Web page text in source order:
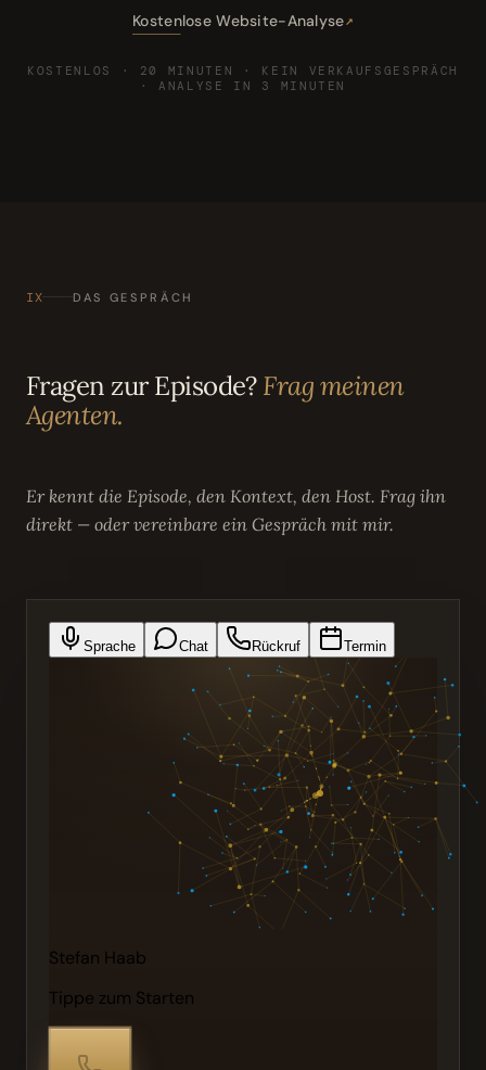
Kostenlose Website-Analyse
KOSTENLOS · 20 MINUTEN · KEIN VERKAUFSGESPRÄCH
· ANALYSE IN 3 MINUTEN
IX DAS GESPRÄCH
Fragen zur Episode?Frag meinen
Agenten.
Er kennt die Episode, den Kontext, den Host. Frag ihn
direkt — oder vereinbare ein Gespräch mit mir.
Sprache Chat Rückruf Termin
Stefan Haab
Tippe zum Starten